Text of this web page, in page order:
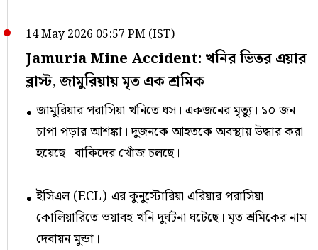
14 May 2026 05:57 PM (IST)
Jamuria Mine Accident: খনির ভিতর এয়ার
ব্লাস্ট, জামুরিয়ায় মৃত এক শ্রমিক
জামুরিয়ার পরাসিয়া খনিতে ধস। একজনের মৃত্যু। ১০ জন
চাপা পড়ার আশঙ্কা। দুজনকে আহতকে অবস্থায় উদ্ধার করা
হয়েছে। বাকিদের খোঁজ চলছে।
ইসিএল (ECL)-এর কুনুস্টোরিয়া এরিয়ার পরাসিয়া
কোলিয়ারিতে ভয়াবহ খনি দুর্ঘটনা ঘটেছে। মৃত শ্রমিকের নাম
দেবায়ন মুন্ডা।